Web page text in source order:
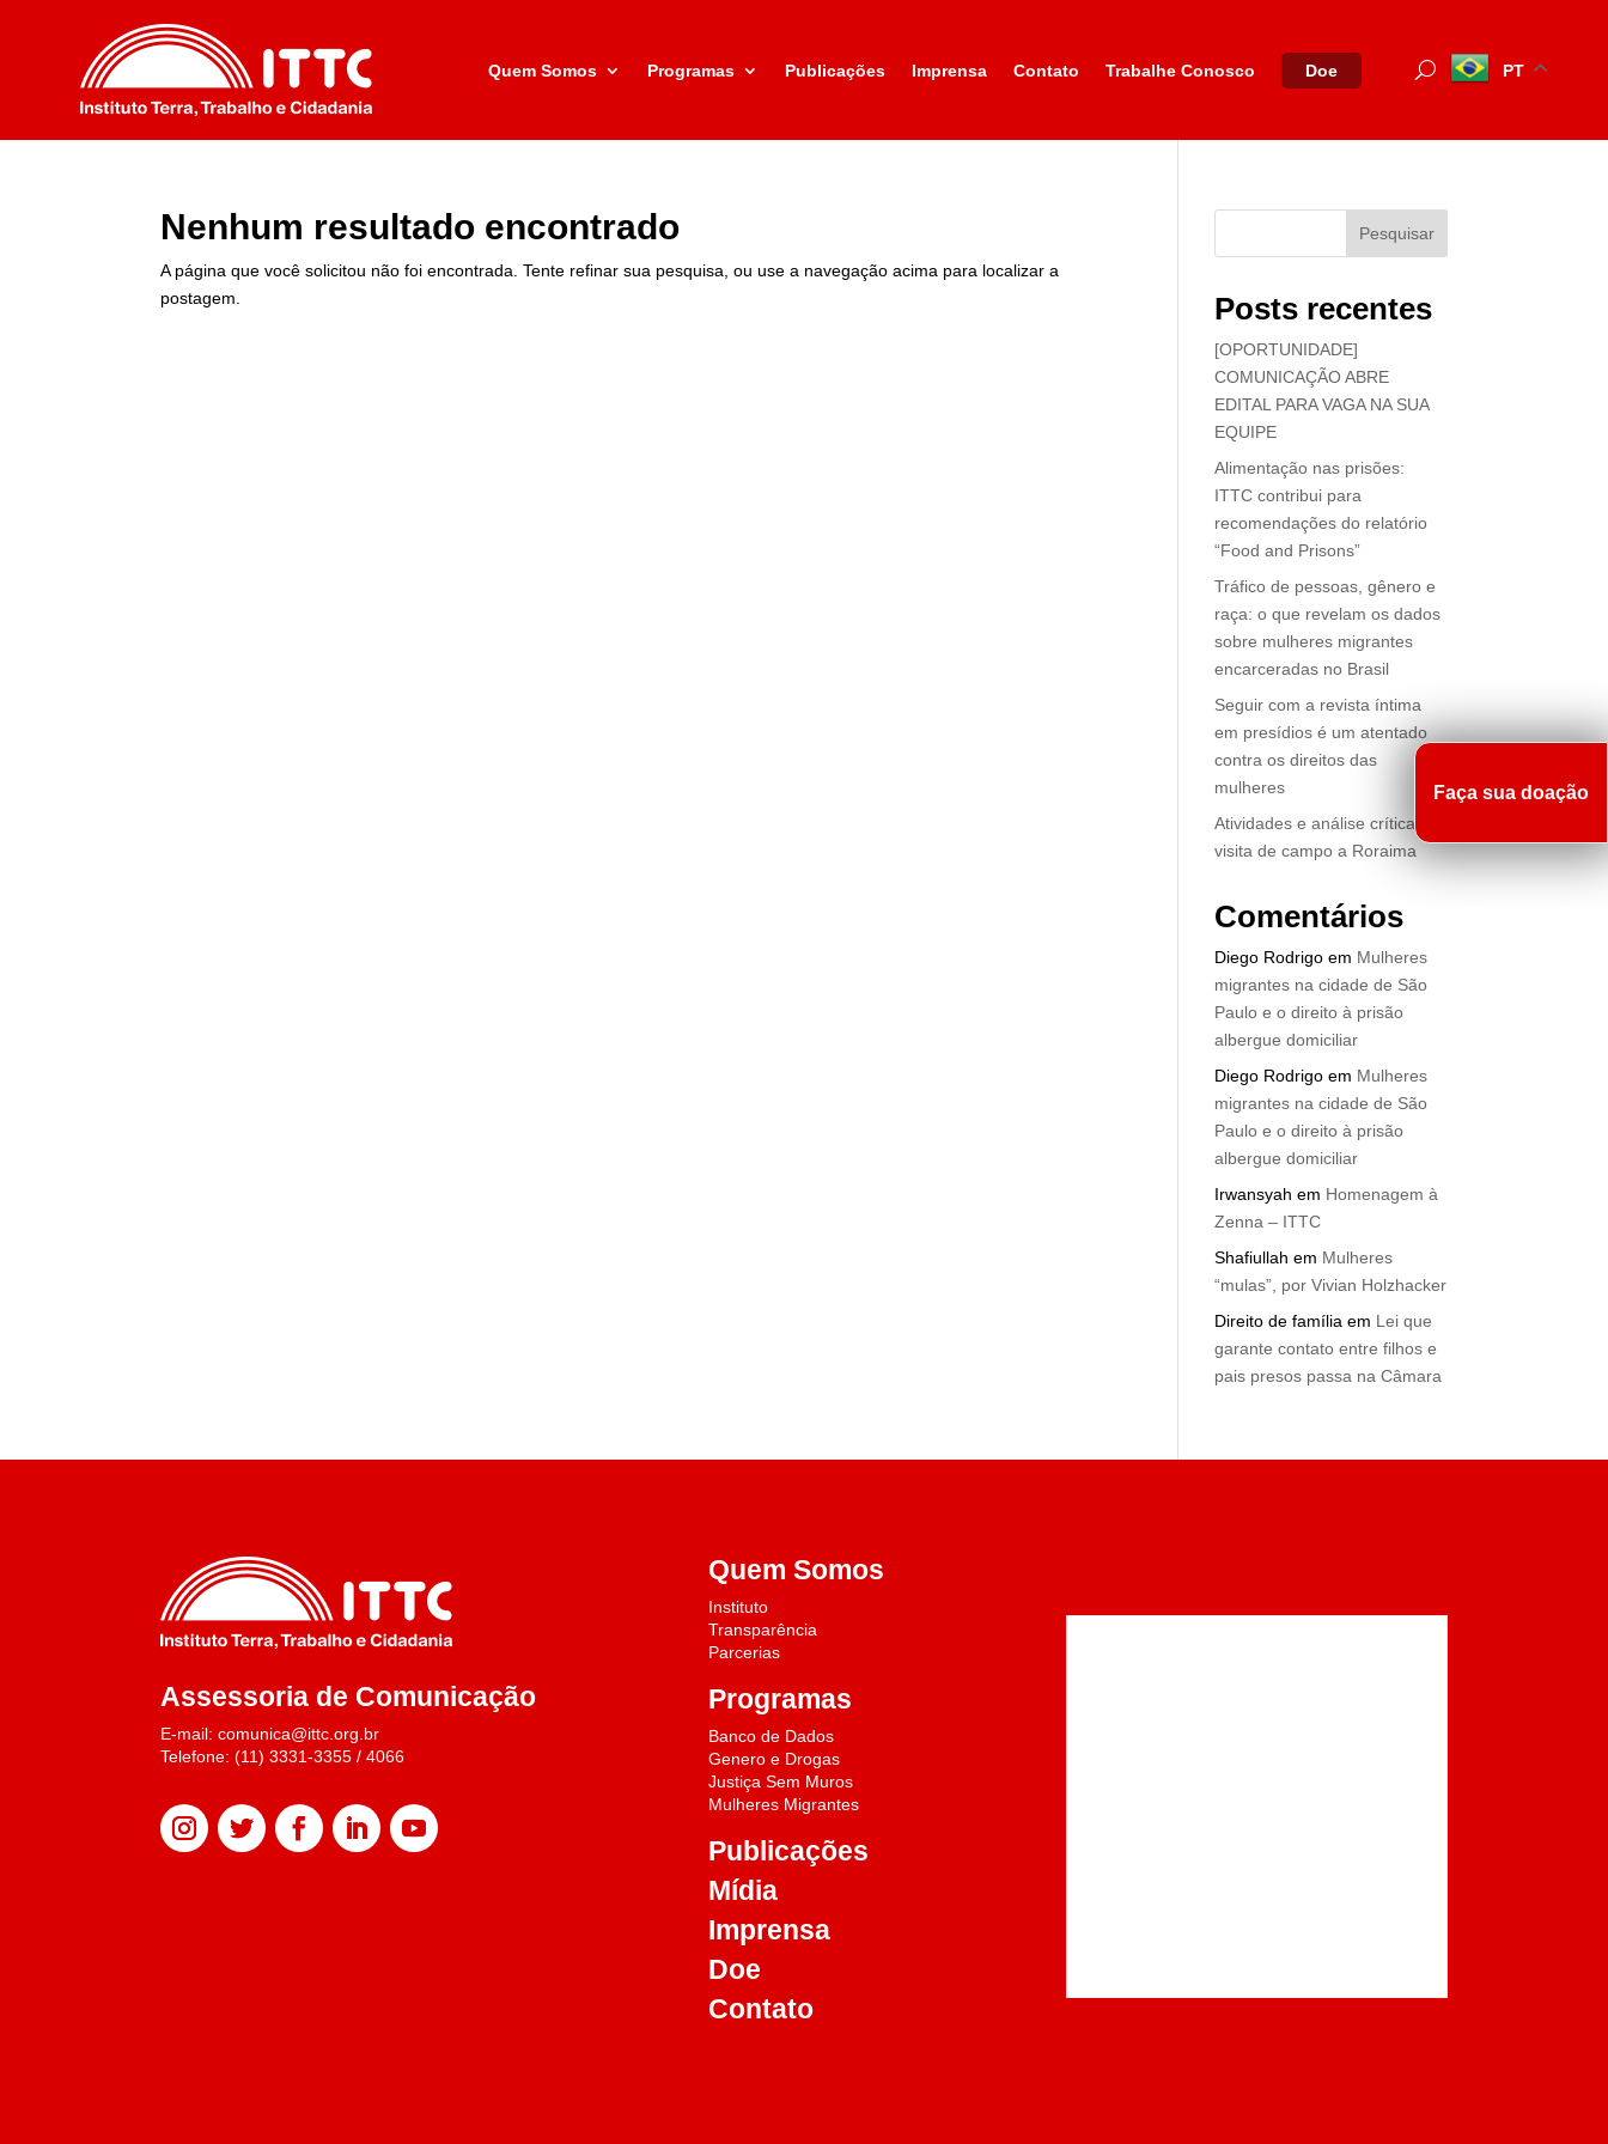
Quem Somos Programas Publicações Imprensa Contato Trabalhe Conosco Doe PT
Nenhum resultado encontrado
A página que você solicitou não foi encontrada. Tente refinar sua pesquisa, ou use a navegação acima para localizar a
postagem.
Pesquisar
Posts recentes
[OPORTUNIDADE]
COMUNICAÇÃO ABRE
EDITAL PARA VAGA NA SUA
EQUIPE
Alimentação nas prisões:
ITTC contribui para
recomendações do relatório
“Food and Prisons”
Tráfico de pessoas, gênero e
raça: o que revelam os dados
sobre mulheres migrantes
encarceradas no Brasil
Seguir com a revista íntima
em presídios é um atentado
contra os direitos das
mulheres
Atividades e análise crítica de
visita de campo a Roraima
Comentários
Diego Rodrigo em Mulheres
migrantes na cidade de São
Paulo e o direito à prisão
albergue domiciliar
Diego Rodrigo em Mulheres
migrantes na cidade de São
Paulo e o direito à prisão
albergue domiciliar
Irwansyah em Homenagem à
Zenna – ITTC
Shafiullah em Mulheres
“mulas”, por Vivian Holzhacker
Direito de família em Lei que
garante contato entre filhos e
pais presos passa na Câmara
Assessoria de Comunicação
E-mail: comunica@ittc.org.br
Telefone: (11) 3331-3355 / 4066
Quem Somos
Instituto
Transparência
Parcerias
Programas
Banco de Dados
Genero e Drogas
Justiça Sem Muros
Mulheres Migrantes
Publicações
Mídia
Imprensa
Doe
Contato
Faça sua doação